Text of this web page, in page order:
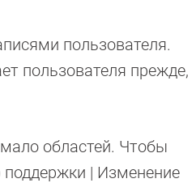
пользователя.
пользователя прежде,
областей. Чтобы
поддержки | Изменение